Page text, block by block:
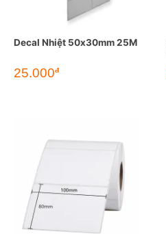
Decal Nhiệt 50x30mm 25M
25.000đ